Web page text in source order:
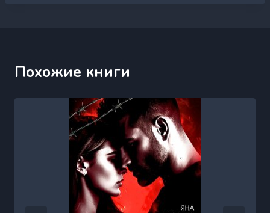
Похожие книги